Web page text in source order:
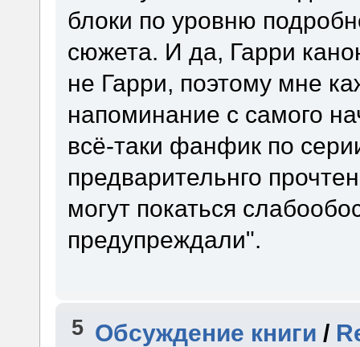
блоки по уровню
сюжета. И да, Гарри
не Гарри, поэтому мне
напоминание с самого
всё-таки фанфик по
предварительнго
могут покаться
предупреждали".
5 Обсуждение книги /